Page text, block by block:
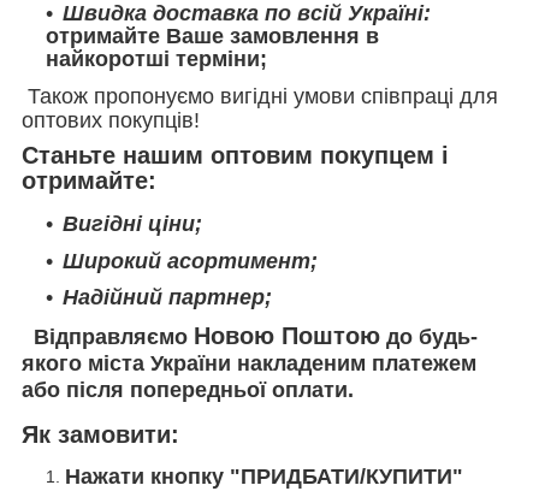
Швидка доставка по всій Україні:
отримайте Ваше замовлення в
найкоротші терміни;
Також пропонуємо вигідні умови співпраці для
оптових покупців!
Станьте нашим оптовим покупцем і
отримайте:
Вигідні ціни;
Широкий асортимент;
Надійний партнер;
Відправляємо Новою Поштою до будь-
якого міста України накладеним платежем
або після попередньої оплати.
Як замовити:
Нажати кнопку "ПРИДБАТИ/КУПИТИ"